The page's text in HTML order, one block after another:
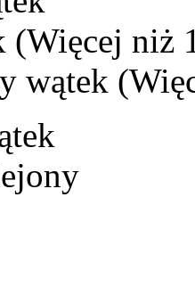
(Więcej niż
wątek